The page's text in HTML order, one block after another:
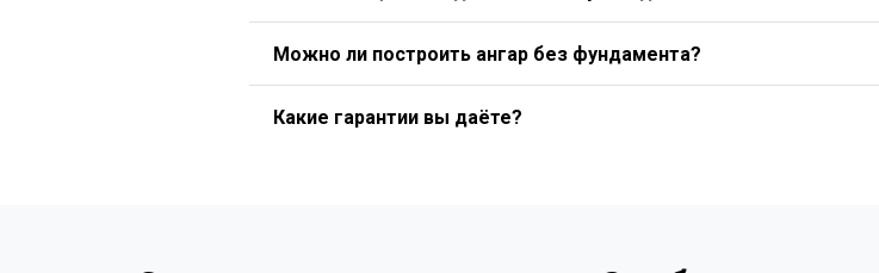
Можно ли построить ангар без фундамента?
Какие гарантии вы даёте?